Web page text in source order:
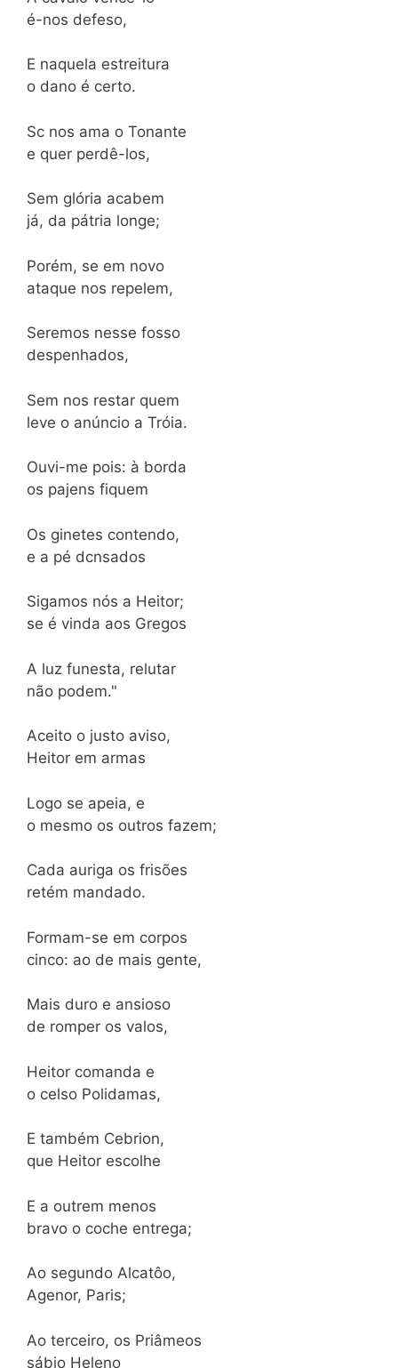
é-nos defeso,
E naquela estreitura
o dano é certo.
Sc nos ama o Tonante
e quer perdê-los,
Sem glória acabem
já, da pátria longe;
Porém, se em novo
ataque nos repelem,
Seremos nesse fosso
despenhados,
Sem nos restar quem
leve o anúncio a Tróia.
Ouvi-me pois: à borda
os pajens fiquem
Os ginetes contendo,
e a pé dcnsados
Sigamos nós a Heitor;
se é vinda aos Gregos
A luz funesta, relutar
não podem."
Aceito o justo aviso,
Heitor em armas
Logo se apeia, e
o mesmo os outros fazem;
Cada auriga os frisões
retém mandado.
Formam-se em corpos
cinco: ao de mais gente,
Mais duro e ansioso
de romper os valos,
Heitor comanda e
o celso Polidamas,
E também Cebrion,
que Heitor escolhe
E a outrem menos
bravo o coche entrega;
Ao segundo Alcatôo,
Agenor, Paris;
Ao terceiro, os Priâmeos
sábio Heleno